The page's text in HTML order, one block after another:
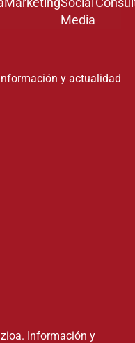
Media
y actualidad
Información y